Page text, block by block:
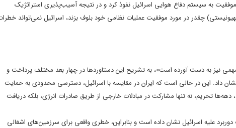
به سیستم دفاع هوایی اسرائیل نفوذ کرد و در نتیجه آسیب‌پذیری استراتژیک
چقدر در مورد موفقیت عملیات نظامی خود بلوف بزند، اسرائیل نمی‌تواند
مهمی نیز به دست آورده است»، به تشریح این دستاوردها در چهار بعد مختلف پرداخت و
نشان داد. این در حالی است که ایران در مقایسه با اسرائیل، دسترسی محدودی به حمایت
تحریم، نه تنها مشارکت در مبادلات خارجی از طریق صادرات انرژی، بلکه دریافت
علیه اسرائیل نشان داده است و بنابراین، خطری واقعی برای سرزمین‌های اشغالی